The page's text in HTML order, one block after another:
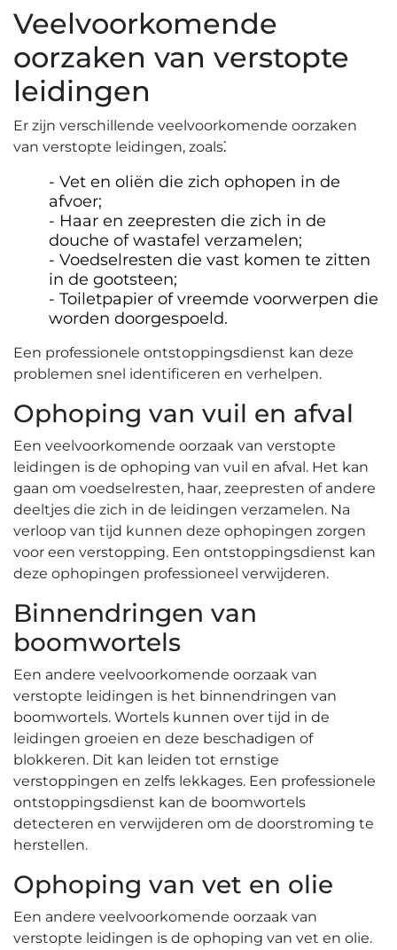
Veelvoorkomende
oorzaken van verstopte
leidingen
Er zijn verschillende veelvoorkomende oorzaken
van verstopte leidingen‚ zoals⁚
Vet en oliën die zich ophopen in de
afvoer;
Haar en zeepresten die zich in de
douche of wastafel verzamelen;
Voedselresten die vast komen te zitten
in de gootsteen;
Toiletpapier of vreemde voorwerpen die
worden doorgespoeld.​
Een professionele ontstoppingsdienst kan deze
problemen snel identificeren en verhelpen.
Ophoping van vuil en afval
Een veelvoorkomende oorzaak van verstopte
leidingen is de ophoping van vuil en afval.​ Het kan
gaan om voedselresten‚ haar‚ zeepresten of andere
deeltjes die zich in de leidingen verzamelen. Na
verloop van tijd kunnen deze ophopingen zorgen
voor een verstopping. Een ontstoppingsdienst kan
deze ophopingen professioneel verwijderen.​
Binnendringen van
boomwortels
Een andere veelvoorkomende oorzaak van
verstopte leidingen is het binnendringen van
boomwortels.​ Wortels kunnen over tijd in de
leidingen groeien en deze beschadigen of
blokkeren.​ Dit kan leiden tot ernstige
verstoppingen en zelfs lekkages.​ Een professionele
ontstoppingsdienst kan de boomwortels
detecteren en verwijderen om de doorstroming te
herstellen.
Ophoping van vet en olie
Een andere veelvoorkomende oorzaak van
verstopte leidingen is de ophoping van vet en olie.​